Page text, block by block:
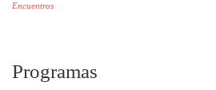
Encuentros
Programas